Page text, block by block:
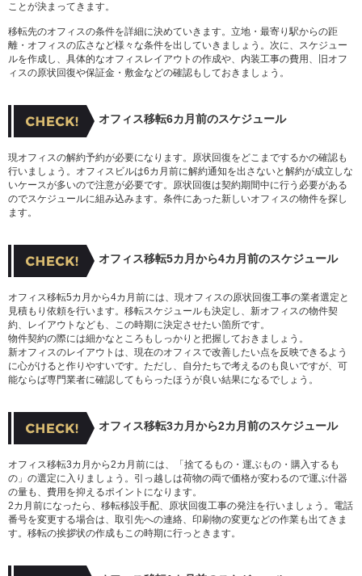
ことが決まってきます。
移転先のオフィスの条件を詳細に決めていきます。立地・最寄り駅からの距
離・オフィスの広さなど様々な条件を出していきましょう。次に、スケジュー
ルを作成し、具体的なオフィスレイアウトの作成や、内装工事の費用、旧オフ
ィスの原状回復や保証金・敷金などの確認もしておきましょう。
オフィス移転6カ月前のスケジュール
現オフィスの解約予約が必要になります。原状回復をどこまでするかの確認も
行いましょう。オフィスビルは6カ月前に解約通知を出さないと解約が成立しな
いケースが多いので注意が必要です。原状回復は契約期間中に行う必要がある
のでスケジュールに組み込みます。条件にあった新しいオフィスの物件を探し
ます。
オフィス移転5カ月から4カ月前のスケジュール
オフィス移転5カ月から4カ月前には、現オフィスの原状回復工事の業者選定と
見積もり依頼を行います。移転スケジュールも決定し、新オフィスの物件契
約、レイアウトなども、この時期に決定させたい箇所です。
物件契約の際には細かなところもしっかりと把握しておきましょう。
新オフィスのレイアウトは、現在のオフィスで改善したい点を反映できるよう
に心がけると作りやすいです。ただし、自分たちで考えるのも良いですが、可
能ならば専門業者に確認してもらったほうが良い結果になるでしょう。
オフィス移転3カ月から2カ月前のスケジュール
オフィス移転3カ月から2カ月前には、「捨てるもの・運ぶもの・購入するも
の」の選定に入りましょう。引っ越しは荷物の両で価格が変わるので運ぶ什器
の量も、費用を抑えるポイントになります。
2カ月前になったら、移転移設手配、原状回復工事の発注を行いましょう。電話
番号を変更する場合は、取引先への連絡、印刷物の変更などの作業も出てきま
す。移転の挨拶状の作成もこの時期に行っときます。